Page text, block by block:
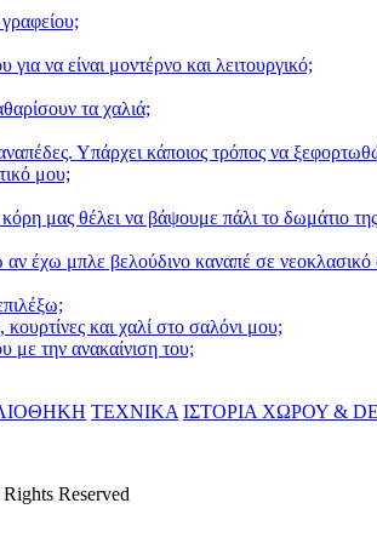
να είναι μοντέρνο και λειτουργικό;
τα χαλιά;
Υπάρχει κάποιος τρόπος να ξεφορτωθώ
μου;
κόρη μας θέλει να βάψουμε πάλι το δωμάτιο
έχω μπλε βελούδινο καναπέ σε νεοκλασικό
και χαλί στο σαλόνι μου;
με την ανακαίνιση του;
ΤΕΧΝΙΚΑ ΙΣΤΟΡΙΑ ΧΩΡΟΥ &
Reserved